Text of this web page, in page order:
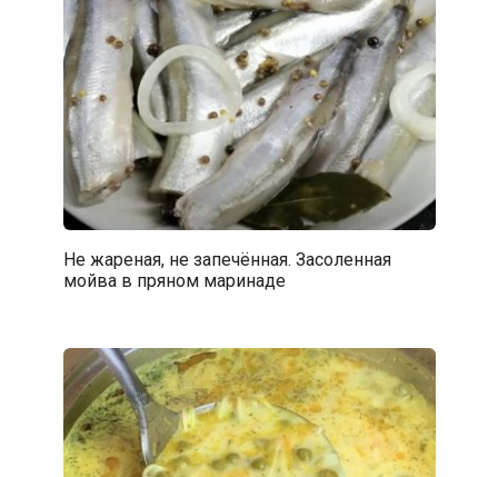
Не жареная, не запечённая. Засоленная
мойва в пряном маринаде